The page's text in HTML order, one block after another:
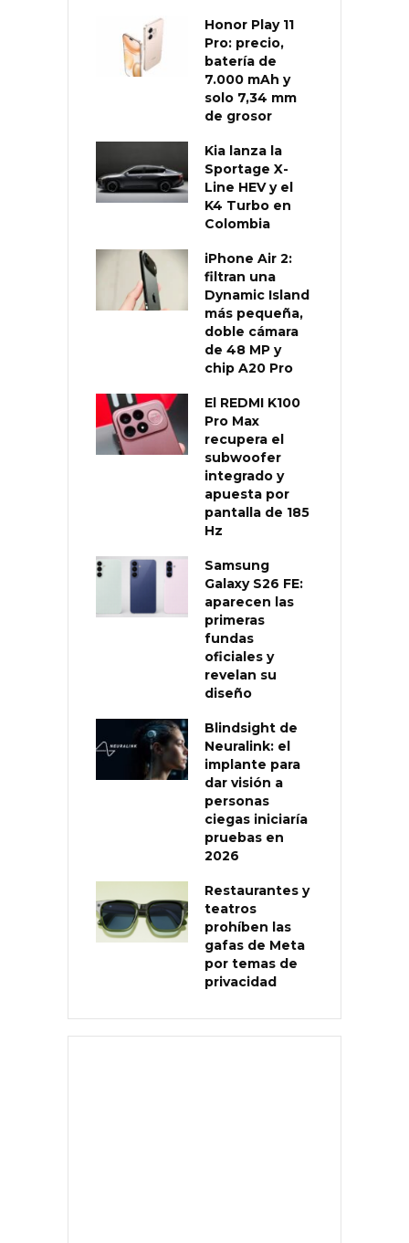
Honor Play 11
Pro: precio,
batería de
7.000 mAh y
solo 7,34 mm
de grosor
Kia lanza la
Sportage X-
Line HEV y el
K4 Turbo en
Colombia
iPhone Air 2:
filtran una
Dynamic Island
más pequeña,
doble cámara
de 48 MP y
chip A20 Pro
El REDMI K100
Pro Max
recupera el
subwoofer
integrado y
apuesta por
pantalla de 185
Hz
Samsung
Galaxy S26 FE:
aparecen las
primeras
fundas
oficiales y
revelan su
diseño
Blindsight de
Neuralink: el
implante para
dar visión a
personas
ciegas iniciaría
pruebas en
2026
Restaurantes y
teatros
prohíben las
gafas de Meta
por temas de
privacidad